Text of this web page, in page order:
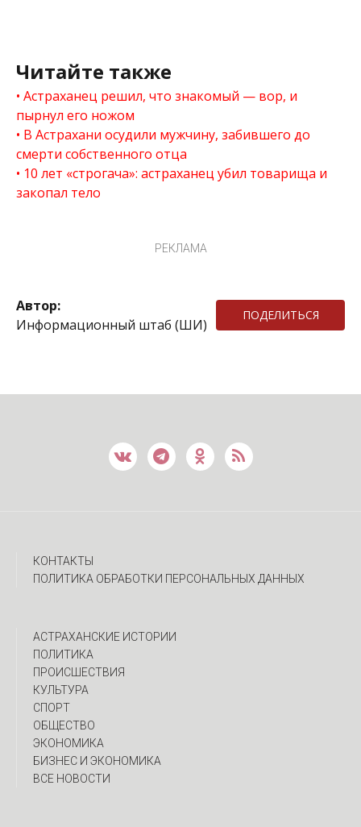
Читайте также
Астраханец решил, что знакомый — вор, и
пырнул его ножом
В Астрахани осудили мужчину, забившего до
смерти собственного отца
10 лет «строгача»: астраханец убил товарища и
закопал тело
РЕКЛАМА
Автор:
Информационный штаб (ШИ)
ПОДЕЛИТЬСЯ
КОНТАКТЫ
ПОЛИТИКА ОБРАБОТКИ ПЕРСОНАЛЬНЫХ ДАННЫХ
АСТРАХАНСКИЕ ИСТОРИИ
ПОЛИТИКА
ПРОИСШЕСТВИЯ
КУЛЬТУРА
СПОРТ
ОБЩЕСТВО
ЭКОНОМИКА
БИЗНЕС И ЭКОНОМИКА
ВСЕ НОВОСТИ